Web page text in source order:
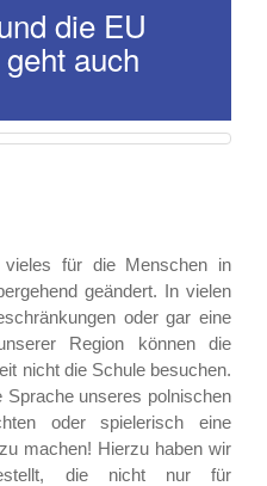
a
t
die EU
auch
für die Menschen in
geändert. In vielen
oder gar eine
Region können die
nicht die Schule besuchen.
unseres polnischen
oder spielerisch eine
machen! Hierzu haben wir
die nicht nur für